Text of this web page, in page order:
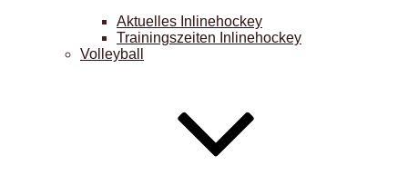
Aktuelles Inlinehockey
Trainingszeiten Inlinehockey
Volleyball